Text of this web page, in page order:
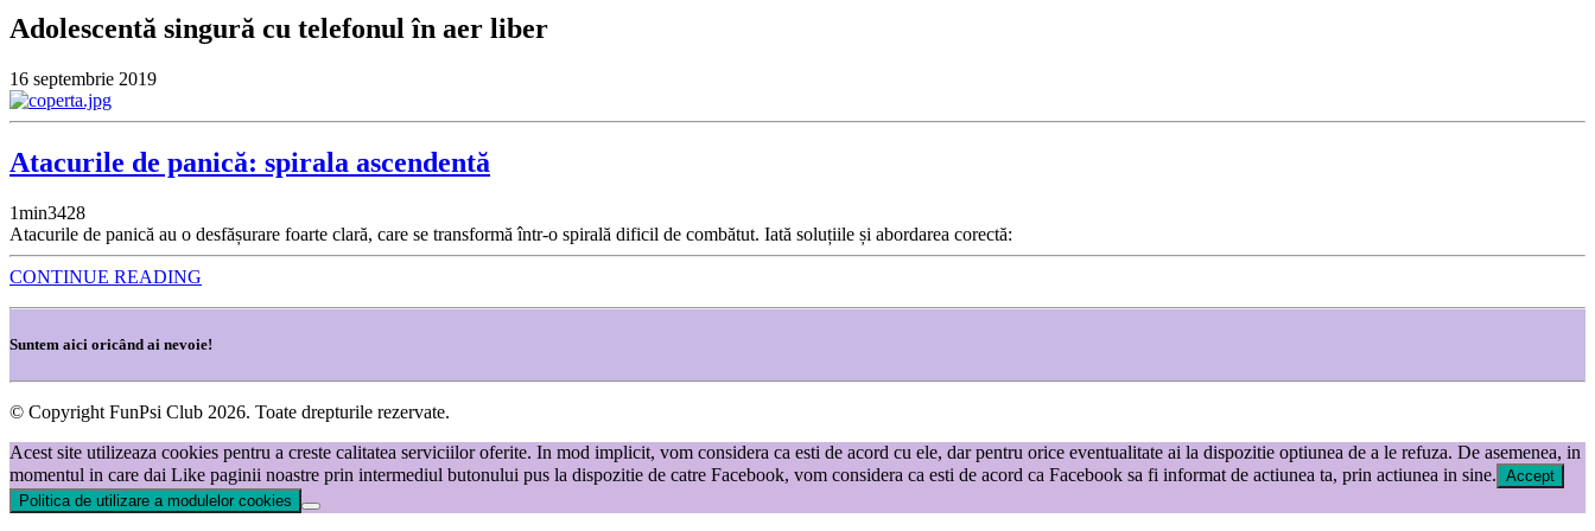
Adolescentă singură cu telefonul în aer liber
16 septembrie 2019
Atacurile de panică: spirala ascendentă
1min3428
Atacurile de panică au o desfășurare foarte clară, care se transformă într-o spirală dificil de combătut. Iată soluțiile și abordarea corectă:
CONTINUE READING
Suntem aici oricând ai nevoie!
© Copyright FunPsi Club 2026. Toate drepturile rezervate.
Acest site utilizeaza cookies pentru a creste calitatea serviciilor oferite. In mod implicit, vom considera ca esti de acord cu ele, dar pentru orice eventualitate ai la dispozitie optiunea de a le refuza. De asemenea, in
momentul in care dai Like paginii noastre prin intermediul butonului pus la dispozitie de catre Facebook, vom considera ca esti de acord ca Facebook sa fi informat de actiunea ta, prin actiunea in sine. Accept
Politica de utilizare a modulelor cookies